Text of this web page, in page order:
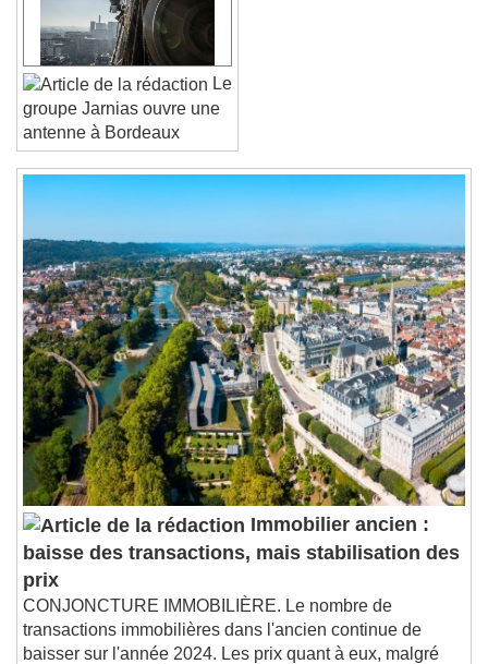
Close Modal Dialog
End of dialog window.
Le
groupe Jarnias ouvre une
antenne à Bordeaux
Immobilier ancien :
baisse des transactions, mais stabilisation des
prix
CONJONCTURE IMMOBILIÈRE. Le nombre de
transactions immobilières dans l'ancien continue de
baisser sur l'année 2024. Les prix quant à eux, malgré